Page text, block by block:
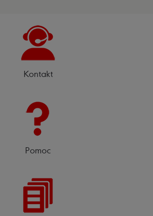
Kontakt
Pomoc